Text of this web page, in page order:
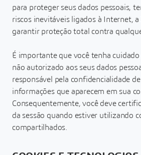
para proteger seus dados pessoais,
riscos inevitáveis ligados à Internet,
garantir proteção total contra
É importante que você tenha cuidado
não autorizado aos seus dados
responsável pela confidencialidade
informações que aparecem em sua
Consequentemente, você deve
da sessão quando estiver utilizando
compartilhados.